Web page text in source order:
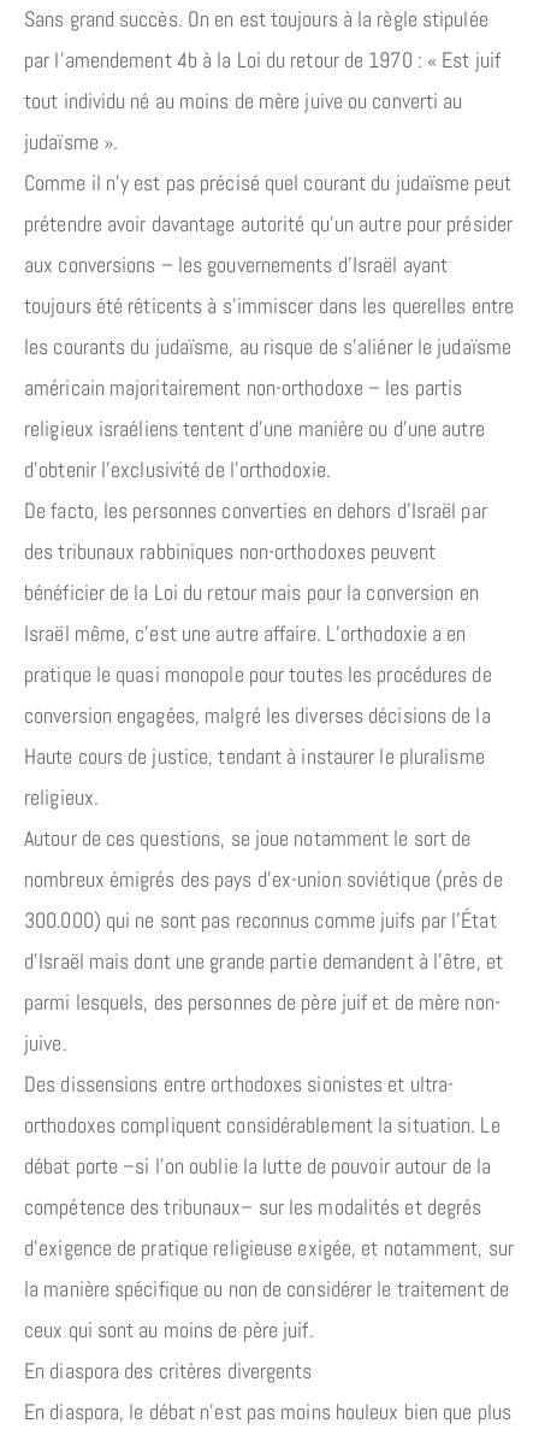
Sans grand succès. On en est toujours à la règle stipulée
par l’amendement 4b à la Loi du retour de 1970 : « Est juif
tout individu né au moins de mère juive ou converti au
judaïsme ».
Comme il n’y est pas précisé quel courant du judaïsme peut
prétendre avoir davantage autorité qu’un autre pour présider
aux conversions – les gouvernements d’Israël ayant
toujours été réticents à s’immiscer dans les querelles entre
les courants du judaïsme, au risque de s’aliéner le judaïsme
américain majoritairement non-orthodoxe – les partis
religieux israéliens tentent d’une manière ou d’une autre
d’obtenir l’exclusivité de l’orthodoxie.
De facto, les personnes converties en dehors d’Israël par
des tribunaux rabbiniques non-orthodoxes peuvent
bénéficier de la Loi du retour mais pour la conversion en
Israël même, c’est une autre affaire. L’orthodoxie a en
pratique le quasi monopole pour toutes les procédures de
conversion engagées, malgré les diverses décisions de la
Haute cours de justice, tendant à instaurer le pluralisme
religieux.
Autour de ces questions, se joue notamment le sort de
nombreux émigrés des pays d’ex-union soviétique (près de
300.000) qui ne sont pas reconnus comme juifs par l’État
d’Israël mais dont une grande partie demandent à l’être, et
parmi lesquels, des personnes de père juif et de mère non-
juive.
Des dissensions entre orthodoxes sionistes et ultra-
orthodoxes compliquent considérablement la situation. Le
débat porte –si l’on oublie la lutte de pouvoir autour de la
compétence des tribunaux– sur les modalités et degrés
d’exigence de pratique religieuse exigée, et notamment, sur
la manière spécifique ou non de considérer le traitement de
ceux qui sont au moins de père juif.
En diaspora des critères divergents
En diaspora, le débat n’est pas moins houleux bien que plus